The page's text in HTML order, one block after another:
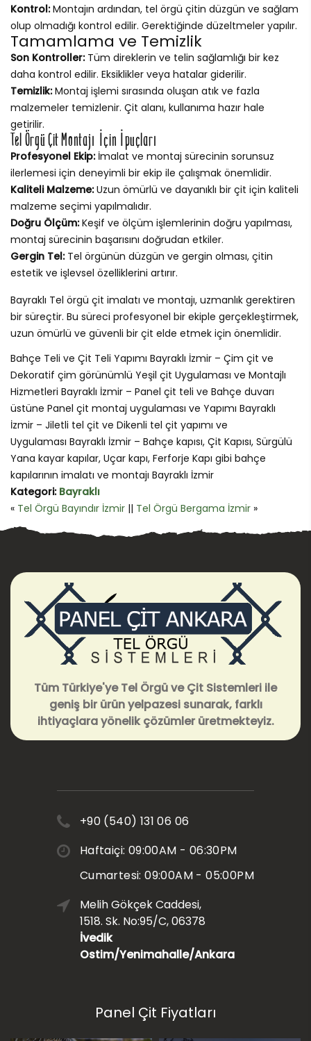
Kontrol:Montajın ardından, tel örgü çitin düzgün ve sağlam
olup olmadığı kontrol edilir. Gerektiğinde düzeltmeler yapılır.
Tamamlama ve Temizlik
Son Kontroller:Tüm direklerin ve telin sağlamlığı bir kez
daha kontrol edilir. Eksiklikler veya hatalar giderilir.
Temizlik:Montaj işlemi sırasında oluşan atık ve fazla
malzemeler temizlenir. Çit alanı, kullanıma hazır hale
getirilir.
Tel Örgü Çit Montajı İçin İpuçları
Profesyonel Ekip:İmalat ve montaj sürecinin sorunsuz
ilerlemesi için deneyimli bir ekip ile çalışmak önemlidir.
Kaliteli Malzeme:Uzun ömürlü ve dayanıklı bir çit için kaliteli
malzeme seçimi yapılmalıdır.
Doğru Ölçüm:Keşif ve ölçüm işlemlerinin doğru yapılması,
montaj sürecinin başarısını doğrudan etkiler.
Gergin Tel:Tel örgünün düzgün ve gergin olması, çitin
estetik ve işlevsel özelliklerini artırır.
Bayraklı Tel örgü çit imalatı ve montajı, uzmanlık gerektiren
bir süreçtir. Bu süreci profesyonel bir ekiple gerçekleştirmek,
uzun ömürlü ve güvenli bir çit elde etmek için önemlidir.
Bahçe Teli ve Çit Teli Yapımı Bayraklı İzmir – Çim çit ve
Dekoratif çim görünümlü Yeşil çit Uygulaması ve Montajlı
Hizmetleri Bayraklı İzmir – Panel çit teli ve Bahçe duvarı
üstüne Panel çit montaj uygulaması ve Yapımı Bayraklı
İzmir – Jiletli tel çit ve Dikenli tel çit yapımı ve
Uygulaması Bayraklı İzmir – Bahçe kapısı, Çit Kapısı, Sürgülü
Yana kayar kapılar, Uçar kapı, Ferforje Kapı gibi bahçe
kapılarının imalatı ve montajı Bayraklı İzmir
Kategori: Bayraklı
« Tel Örgü Bayındır İzmir || Tel Örgü Bergama İzmir »
Tüm Türkiye'ye Tel Örgü ve Çit Sistemleri ile
geniş bir ürün yelpazesi sunarak, farklı
ihtiyaçlara yönelik çözümler üretmekteyiz.
+90 (540) 131 06 06
Haftaiçi: 09:00AM - 06:30PM
Cumartesi: 09:00AM - 05:00PM
Melih Gökçek Caddesi,
1518. Sk. No:95/C, 06378
İvedik
Ostim/Yenimahalle/Ankara
Panel Çit Fiyatları